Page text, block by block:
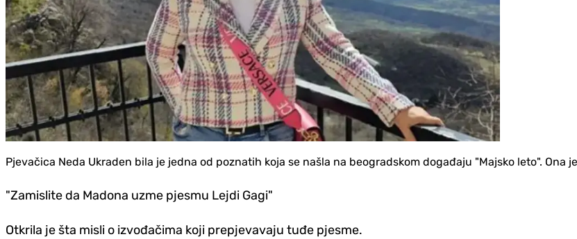
Pjevačica Neda Ukraden bila je jedna od poznatih koja se našla na beogradskom događaju "Majsko leto". Ona
"Zamislite da Madona uzme pjesmu Lejdi Gagi"
Otkrila je šta misli o izvođačima koji prepjevavaju tuđe pjesme.